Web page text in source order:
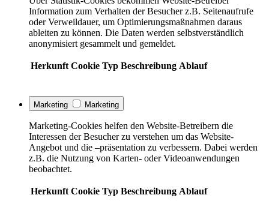
Information zum Verhalten der Besucher z.B. Seitenaufrufe
oder Verweildauer, um Optimierungsmaßnahmen daraus
ableiten zu können. Die Daten werden selbstverständlich
anonymisiert gesammelt und gemeldet.
Herkunft Cookie Typ Beschreibung Ablauf
Marketing Marketing
Marketing-Cookies helfen den Website-Betreibern die
Interessen der Besucher zu verstehen um das Website-
Angebot und die –präsentation zu verbessern. Dabei werden
z.B. die Nutzung von Karten- oder Videoanwendungen
beobachtet.
Herkunft Cookie Typ Beschreibung Ablauf